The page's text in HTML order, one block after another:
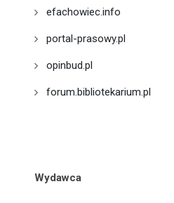
efachowiec.info
portal-prasowy.pl
opinbud.pl
forum.bibliotekarium.pl
Wydawca